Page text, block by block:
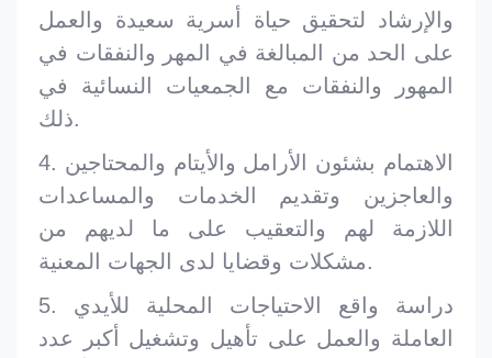
والإرشاد لتحقيق حياة أسرية سعيدة والعمل
على الحد من المبالغة في المهر والنفقات في
المهور والنفقات مع الجمعيات النسائية في
ذلك.
4. الاهتمام بشئون الأرامل والأيتام والمحتاجين
والعاجزين وتقديم الخدمات والمساعدات
اللازمة لهم والتعقيب على ما لديهم من
مشكلات وقضايا لدى الجهات المعنية.
5. دراسة واقع الاحتياجات المحلية للأيدي
العاملة والعمل على تأهيل وتشغيل أكبر عدد